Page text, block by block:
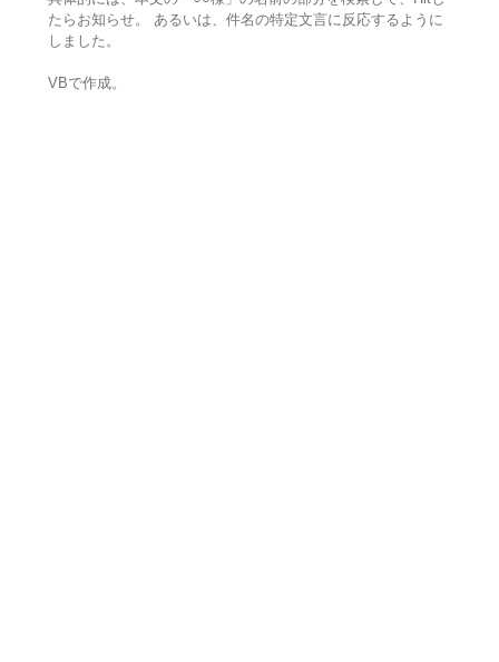
たらお知らせ。 あるいは、件名の特定文言に反応するように
しました。
VBで作成。